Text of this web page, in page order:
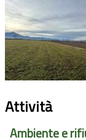
Attività
Ambiente e